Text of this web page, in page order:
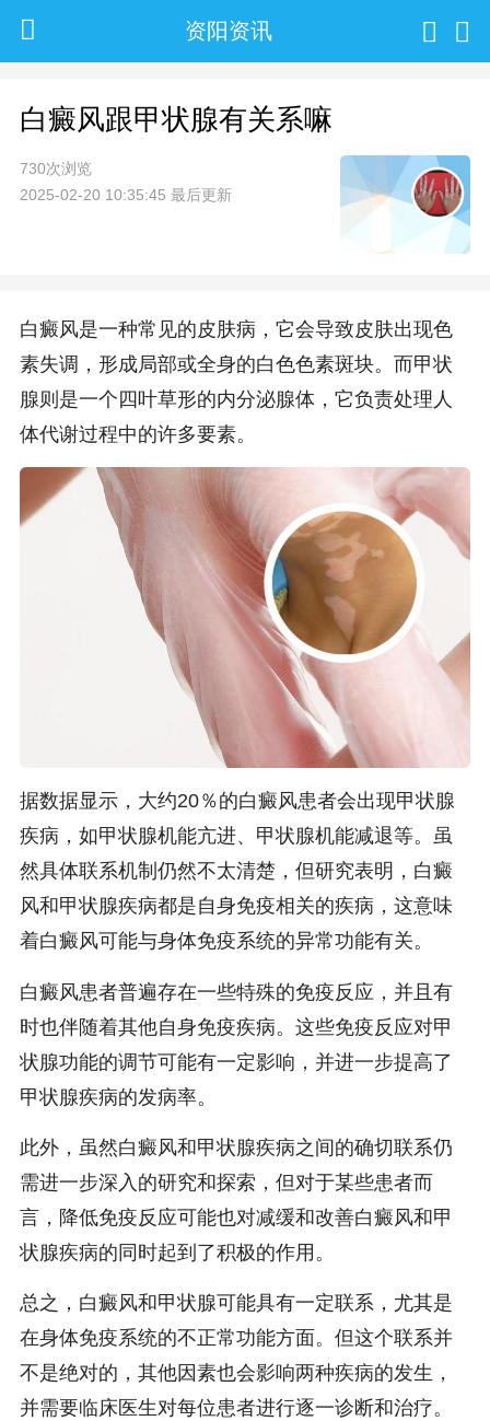
资阳资讯
白癜风跟甲状腺有关系嘛
730次浏览
2025-02-20 10:35:45 最后更新
白癜风是一种常见的皮肤病，它会导致皮肤出现色
素失调，形成局部或全身的白色色素斑块。而甲状
腺则是一个四叶草形的内分泌腺体，它负责处理人
体代谢过程中的许多要素。
据数据显示，大约20％的白癜风患者会出现甲状腺
疾病，如甲状腺机能亢进、甲状腺机能减退等。虽
然具体联系机制仍然不太清楚，但研究表明，白癜
风和甲状腺疾病都是自身免疫相关的疾病，这意味
着白癜风可能与身体免疫系统的异常功能有关。
白癜风患者普遍存在一些特殊的免疫反应，并且有
时也伴随着其他自身免疫疾病。这些免疫反应对甲
状腺功能的调节可能有一定影响，并进一步提高了
甲状腺疾病的发病率。
此外，虽然白癜风和甲状腺疾病之间的确切联系仍
需进一步深入的研究和探索，但对于某些患者而
言，降低免疫反应可能也对减缓和改善白癜风和甲
状腺疾病的同时起到了积极的作用。
总之，白癜风和甲状腺可能具有一定联系，尤其是
在身体免疫系统的不正常功能方面。但这个联系并
不是绝对的，其他因素也会影响两种疾病的发生，
并需要临床医生对每位患者进行逐一诊断和治疗。